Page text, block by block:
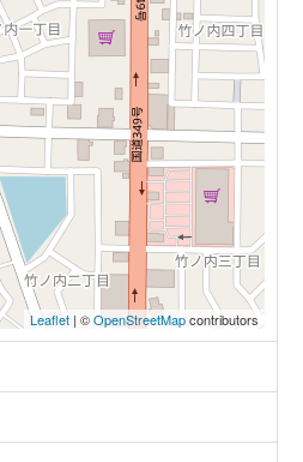
Leaflet | ©OpenStreetMapcontributors